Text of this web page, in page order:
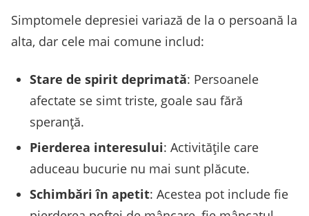
Simptomele depresiei variază de la o persoană la
alta, dar cele mai comune includ:
Stare de spirit deprimată: Persoanele
afectate se simt triste, goale sau fără
speranță.
Pierderea interesului: Activitățile care
aduceau bucurie nu mai sunt plăcute.
Schimbări în apetit: Acestea pot include fie